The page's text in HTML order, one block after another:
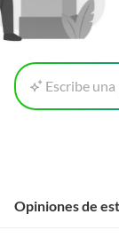
Escribe
Opiniones de